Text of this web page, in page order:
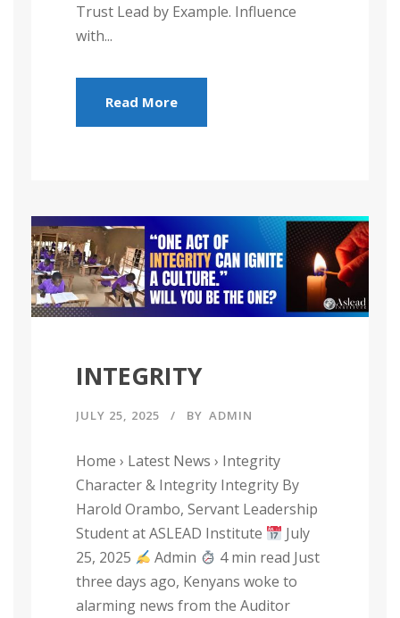
Trust Lead by Example. Influence
with...
Read More
INTEGRITY
JULY 25, 2025 BY ADMIN
Home › Latest News › Integrity
Character & Integrity Integrity By
Harold Orambo, Servant Leadership
Student at ASLEAD Institute
July
25, 2025
Admin
4 min read Just
three days ago, Kenyans woke to
alarming news from the Auditor